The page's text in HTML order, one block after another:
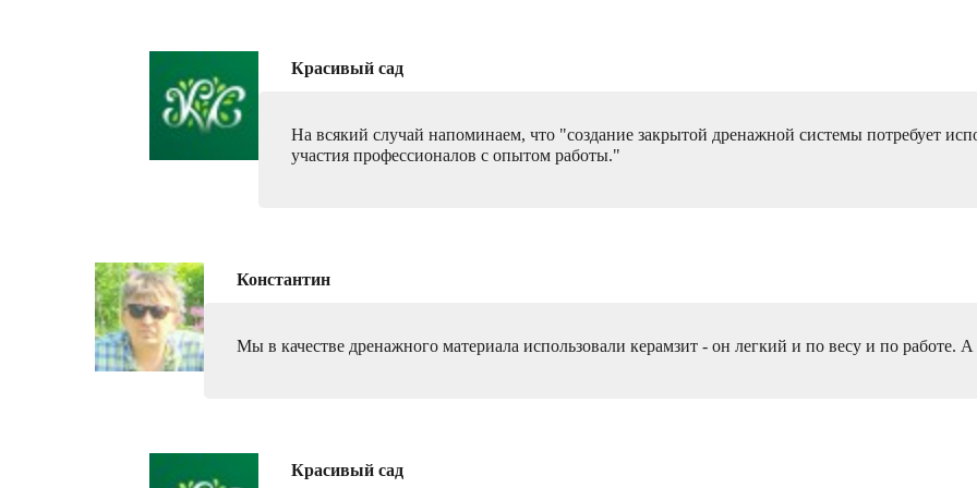
Красивый сад
На всякий случай напоминаем, что "создание закрытой дренажной системы потребует
участия профессионалов с опытом работы."
Константин
Мы в качестве дренажного материала использовали керамзит - он легкий и по весу и по работе.
Красивый сад